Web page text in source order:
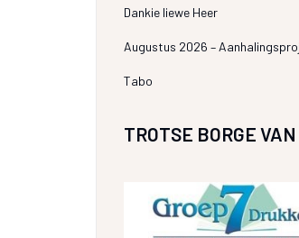
Dankie liewe Heer
Augustus 2026 –
Tabo
TROTSE BORGE